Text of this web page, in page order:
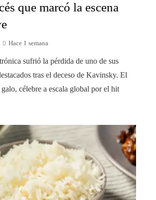
que marcó la escena
Hace 1 semana
sufrió la pérdida de uno de sus
tras el deceso de Kavinsky. El
célebre a escala global por el hit